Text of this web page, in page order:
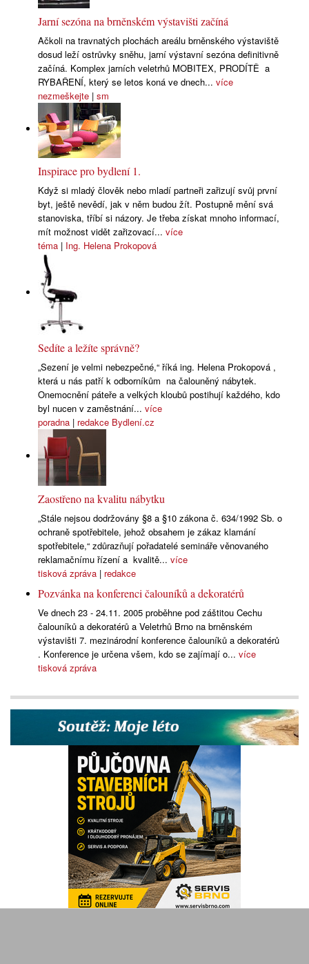
Jarní sezóna na brněnském výstavišti začíná
Ačkoli na travnatých plochách areálu brněnského výstaviště
dosud leží ostrůvky sněhu, jarní výstavní sezóna definitivně
začíná. Komplex jarních veletrhů MOBITEX, PRODÍTĚ a
RYBAŘENÍ, který se letos koná ve dnech... více
nezmeškejte | sm
Inspirace pro bydlení 1.
Když si mladý člověk nebo mladí partneři zařizují svůj první
byt, ještě nevědí, jak v něm budou žít. Postupně mění svá
stanoviska, tříbí si názory. Je třeba získat mnoho informací,
mít možnost vidět zařizovací... více
téma | Ing. Helena Prokopová
Sedíte a ležíte správně?
„Sezení je velmi nebezpečné,“ říká ing. Helena Prokopová ,
která u nás patří k odborníkům na čalouněný nábytek.
Onemocnění páteře a velkých kloubů postihují každého, kdo
byl nucen v zaměstnání... více
poradna | redakce Bydlení.cz
Zaostřeno na kvalitu nábytku
„Stále nejsou dodržovány §8 a §10 zákona č. 634/1992 Sb. o
ochraně spotřebitele, jehož obsahem je zákaz klamání
spotřebitele,“ zdůrazňují pořadatelé semináře věnovaného
reklamačnímu řízení a kvalitě... více
tisková zpráva | redakce
Pozvánka na konferenci čalouníků a dekoratérů
Ve dnech 23 - 24.11. 2005 proběhne pod záštitou Cechu
čalouníků a dekoratérů a Veletrhů Brno na brněnském
výstavišti 7. mezinárodní konference čalouníků a dekoratérů
. Konference je určena všem, kdo se zajímají o... více
tisková zpráva